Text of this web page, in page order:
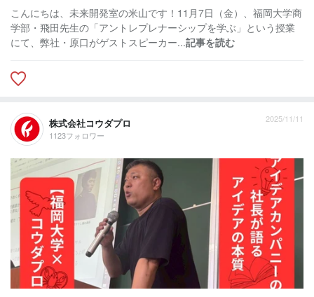
こんにちは、未来開発室の米山です！11月7日（金）、福岡大学商
学部・飛田先生の「アントレプレナーシップを学ぶ」という授業
にて、弊社・原口がゲストスピーカー...記事を読む
株式会社コウダプロ
1123フォロワー
2025/11/11